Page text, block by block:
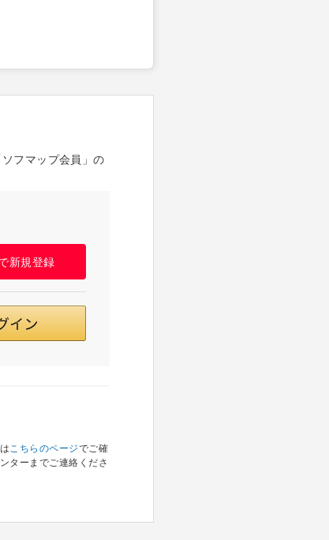
フマップ会員」の
新規登録
こちらのページでご確
ターまでご連絡くださ